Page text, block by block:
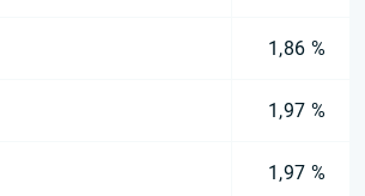
1,86 %
1,97 %
1,97 %